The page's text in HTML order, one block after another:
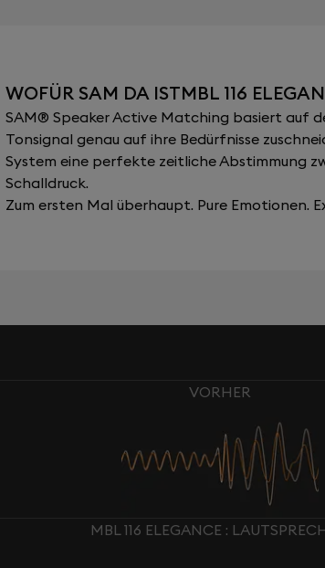
WOFÜR SAM DA ISTMBL 116
SAM® Speaker Active Matching basiert auf
Tonsignal genau auf ihre Bedürfnisse
System eine perfekte zeitliche Abstimmung
Schalldruck.
Zum ersten Mal überhaupt. Pure Emotionen.
VORHER
MBL 116 ELEGANCE :